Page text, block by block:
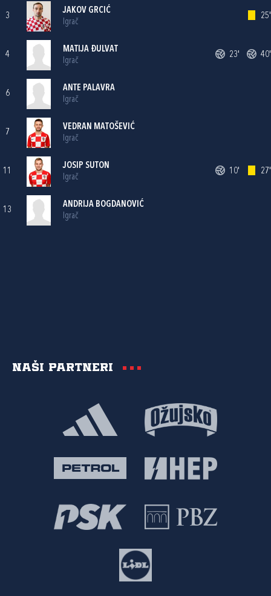
3
JAKOV GRCIĆ
Igrač
25'
4
MATIJA ĐULVAT
Igrač
23' 40'
6
ANTE PALAVRA
Igrač
7
VEDRAN MATOŠEVIĆ
Igrač
11
JOSIP SUTON
Igrač
10' 27'
13
ANDRIJA BOGDANOVIĆ
Igrač
Naši partneri